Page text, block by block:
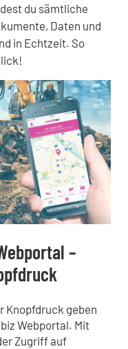
du sämtliche
Daten und
in Echtzeit. So
–
Knopfdruck geben
Webportal. Mit
Zugriff auf